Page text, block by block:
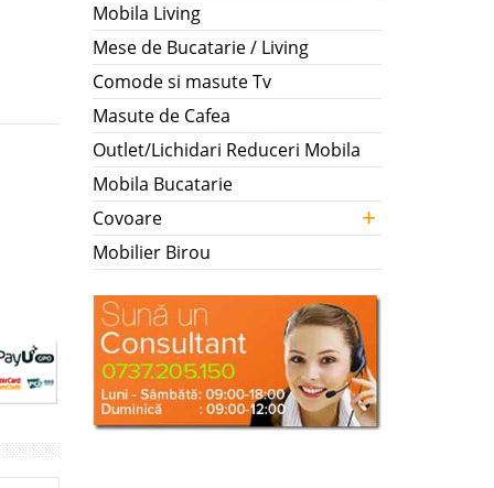
Mobila Living
Mese de Bucatarie / Living
Comode si masute Tv
Masute de Cafea
Outlet/Lichidari Reduceri Mobila
Mobila Bucatarie
Covoare
+
Mobilier Birou